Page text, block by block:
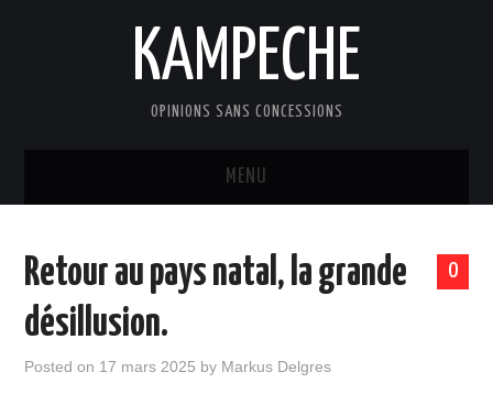
KAMPECHE
OPINIONS SANS CONCESSIONS
MENU
DOSSIERS
0
Retour au pays natal, la grande
désillusion.
Posted on 17 mars 2025 by Markus Delgres